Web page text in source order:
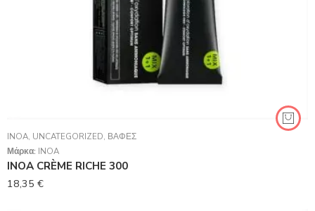
INOA, UNCATEGORIZED, ΒΑΦΈΣ
Μάρκα: INOA
INOA CRÈME RICHE 300
18,35 €